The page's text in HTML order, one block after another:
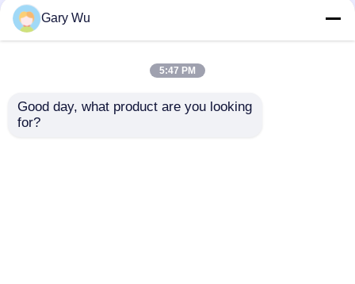
X5 E53 BMW อะไหล่การ
แขวนอากาศ การแขวน
รับรอง
Gary Wu
5:47 PM
Good day, what product are you looking
for?